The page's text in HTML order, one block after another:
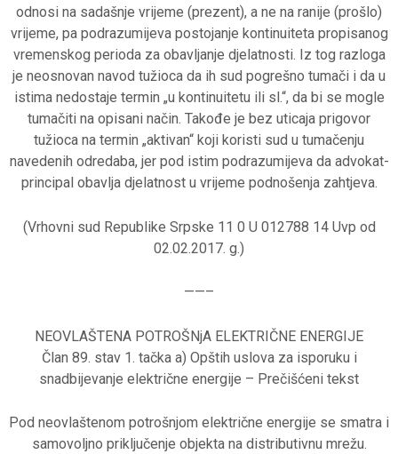
odnosi na sadašnje vrijeme (prezent), a ne na ranije (prošlo)
vrijeme, pa podrazumijeva postojanje kontinuiteta propisanog
vremenskog perioda za obavljanje djelatnosti. Iz tog razloga
je neosnovan navod tužioca da ih sud pogrešno tumači i da u
istima nedostaje termin „u kontinuitetu ili sl.“, da bi se mogle
tumačiti na opisani način. Takođe je bez uticaja prigovor
tužioca na termin „aktivan“ koji koristi sud u tumačenju
navedenih odredaba, jer pod istim podrazumijeva da advokat-
principal obavlja djelatnost u vrijeme podnošenja zahtjeva.
(Vrhovni sud Republike Srpske 11 0 U 012788 14 Uvp od
02.02.2017. g.)
——–
NEOVLAŠTENA POTROŠNjA ELEKTRIČNE ENERGIJE
Član 89. stav 1. tačka a) Opštih uslova za isporuku i
snadbijevanje električne energije – Prečišćeni tekst
Pod neovlaštenom potrošnjom električne energije se smatra i
samovoljno priključenje objekta na distributivnu mrežu.